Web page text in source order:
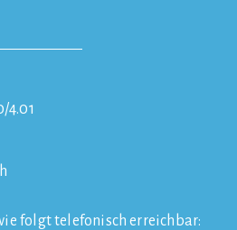
4.01
folgt telefonisch erreichbar: